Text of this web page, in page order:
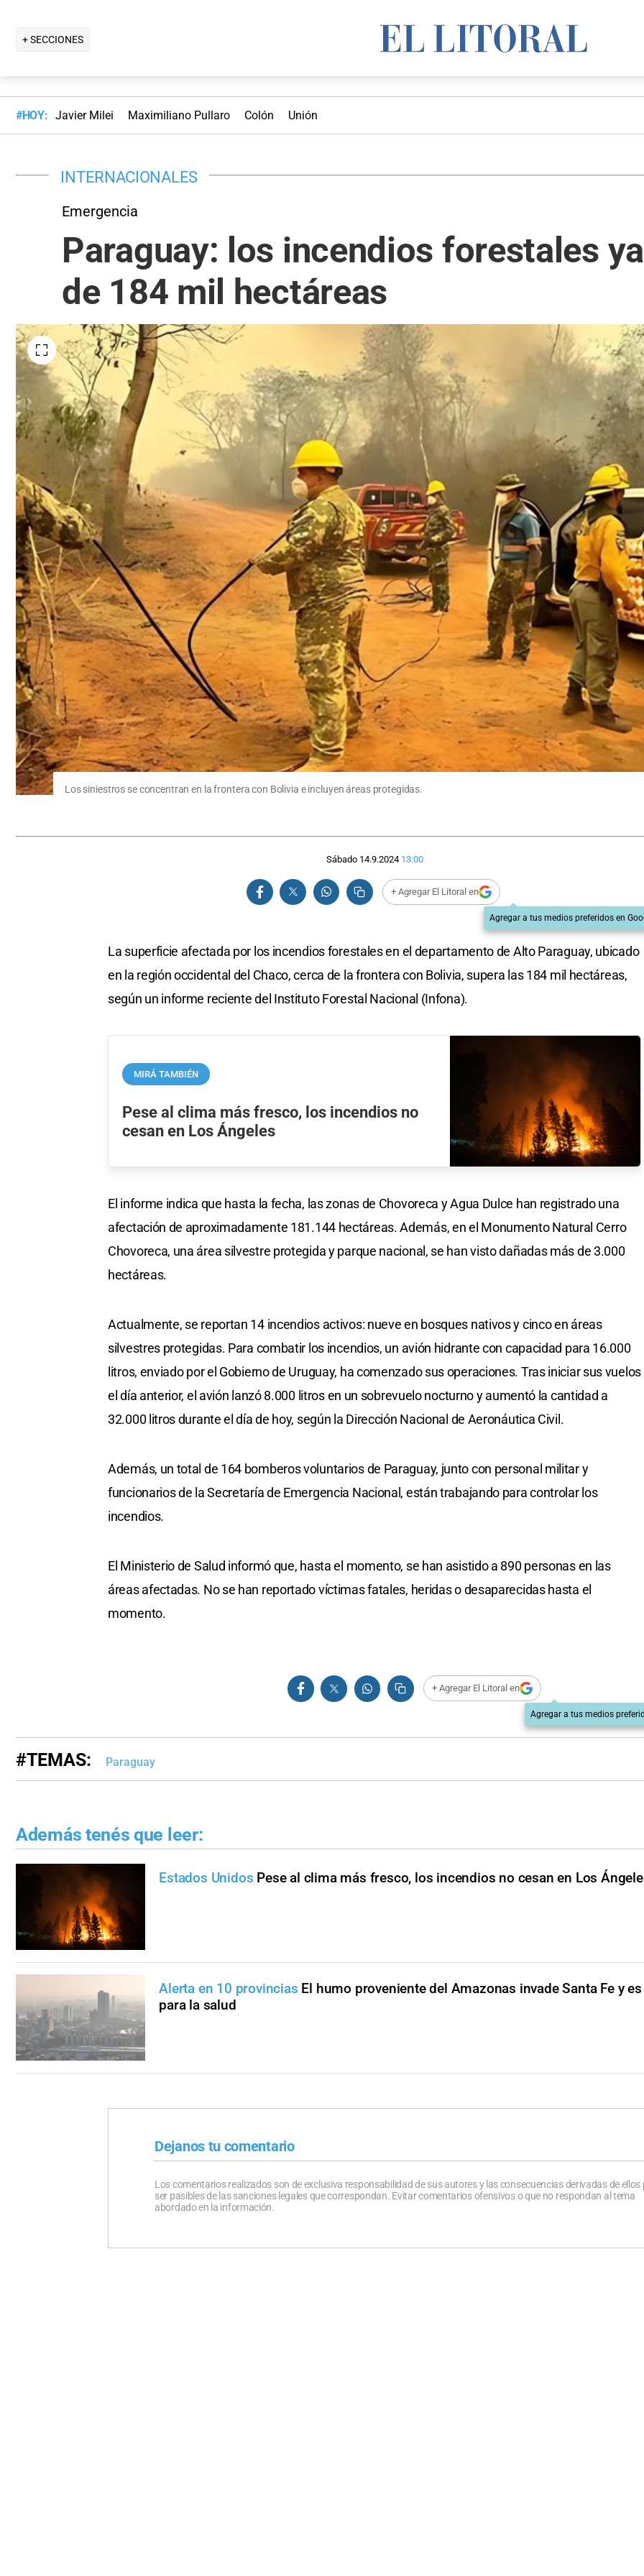
+ SECCIONES
#HOY: Javier Milei Maximiliano Pullaro Colón Unión
INTERNACIONALES
Emergencia
Paraguay: los incendios forestales
de 184 mil hectáreas
Los siniestros se concentran en la frontera con Bolivia e incluyen áreas protegidas.
Sábado 14.9.2024 13:00
+ Agregar El Litoral en
Agregar a tus medios preferidos en
La superficie afectada por los incendios forestales en el departamento de Alto Paraguay, ubicado
en la región occidental del Chaco, cerca de la frontera con Bolivia, supera las 184 mil hectáreas,
según un informe reciente del Instituto Forestal Nacional (Infona).
MIRÁ TAMBIÉN
Pese al clima más fresco, los incendios no
cesan en Los Ángeles
El informe indica que hasta la fecha, las zonas de Chovoreca y Agua Dulce han registrado una
afectación de aproximadamente 181.144 hectáreas. Además, en el Monumento Natural Cerro
Chovoreca, una área silvestre protegida y parque nacional, se han visto dañadas más de 3.000
hectáreas.
Actualmente, se reportan 14 incendios activos: nueve en bosques nativos y cinco en áreas
silvestres protegidas. Para combatir los incendios, un avión hidrante con capacidad para 16.000
litros, enviado por el Gobierno de Uruguay, ha comenzado sus operaciones. Tras iniciar sus vuelos
el día anterior, el avión lanzó 8.000 litros en un sobrevuelo nocturno y aumentó la cantidad a
32.000 litros durante el día de hoy, según la Dirección Nacional de Aeronáutica Civil.
Además, un total de 164 bomberos voluntarios de Paraguay, junto con personal militar y
funcionarios de la Secretaría de Emergencia Nacional, están trabajando para controlar los
incendios.
El Ministerio de Salud informó que, hasta el momento, se han asistido a 890 personas en las
áreas afectadas. No se han reportado víctimas fatales, heridas o desaparecidas hasta el
momento.
+ Agregar El Litoral en
Agregar a tus medios
#TEMAS: Paraguay
Además tenés que leer:
Estados Unidos Pese al clima más fresco, los incendios no cesan en Los
Alerta en 10 provincias El humo proveniente del Amazonas invade Santa Fe y es
para la salud
Dejanos tu comentario
Los comentarios realizados son de exclusiva responsabilidad de sus autores y las consecuencias derivadas de ellos
ser pasibles de las sanciones legales que correspondan. Evitar comentarios ofensivos o que no respondan al tema
abordado en la información.